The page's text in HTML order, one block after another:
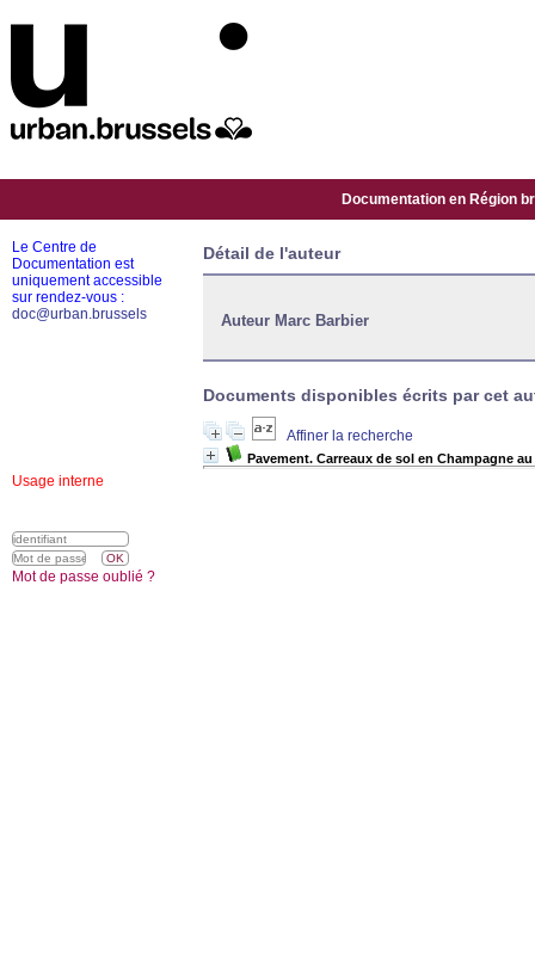
Documentation en Région
Détail de l'auteur
Auteur Marc Barbier
Documents disponibles écrits par cet
Affiner la recherche
Pavement. Carreaux de sol en Champagne
Le Centre de
Documentation est
uniquement accessible
sur rendez-vous :
doc@urban.brussels
Usage interne
Mot de passe oublié ?